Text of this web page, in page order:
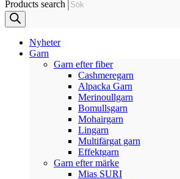
Products search
Nyheter
Garn
Garn efter fiber
Cashmeregarn
Alpacka Garn
Merinoullgarn
Bomullsgarn
Mohairgarn
Lingarn
Multifärgat garn
Effektgarn
Garn efter märke
Mias SURI